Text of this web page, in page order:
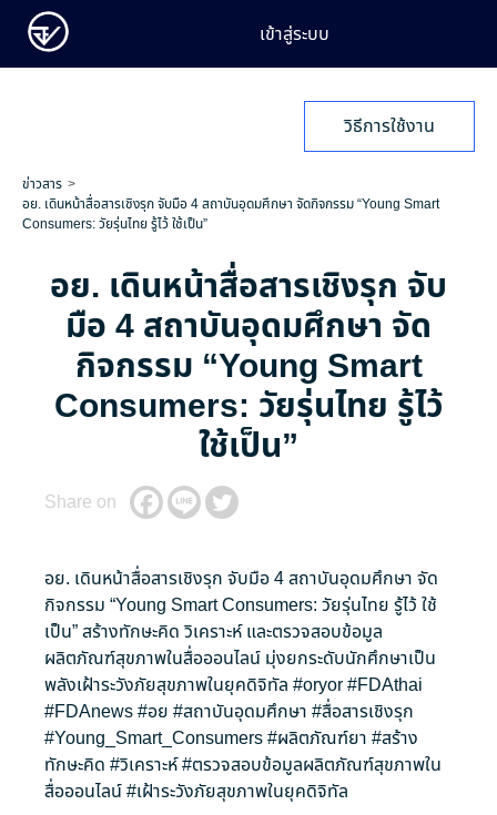
เข้าสู่ระบบ
วิธีการใช้งาน
ข่าวสาร
อย. เดินหน้าสื่อสารเชิงรุก จับมือ 4 สถาบันอุดมศึกษา จัดกิจกรรม “Young Smart
Consumers: วัยรุ่นไทย รู้ไว้ ใช้เป็น”
อย. เดินหน้าสื่อสารเชิงรุก จับ
มือ 4 สถาบันอุดมศึกษา จัด
กิจกรรม “Young Smart
Consumers: วัยรุ่นไทย รู้ไว้
ใช้เป็น”
Share on
อย. เดินหน้าสื่อสารเชิงรุก จับมือ 4 สถาบันอุดมศึกษา จัด
กิจกรรม “Young Smart Consumers: วัยรุ่นไทย รู้ไว้ ใช้
เป็น” สร้างทักษะคิด วิเคราะห์ และตรวจสอบข้อมูล
ผลิตภัณฑ์สุขภาพในสื่อออนไลน์ มุ่งยกระดับนักศึกษาเป็น
พลังเฝ้าระวังภัยสุขภาพในยุคดิจิทัล #oryor#FDAthai
#FDAnews#อย #สถาบันอุดมศึกษา #สื่อสารเชิงรุก
#Young_Smart_Consumers#ผลิตภัณฑ์ยา #สร้าง
ทักษะคิด #วิเคราะห์#ตรวจสอบข้อมูลผลิตภัณฑ์สุขภาพใน
สื่อออนไลน์#เฝ้าระวังภัยสุขภาพในยุคดิจิทัล